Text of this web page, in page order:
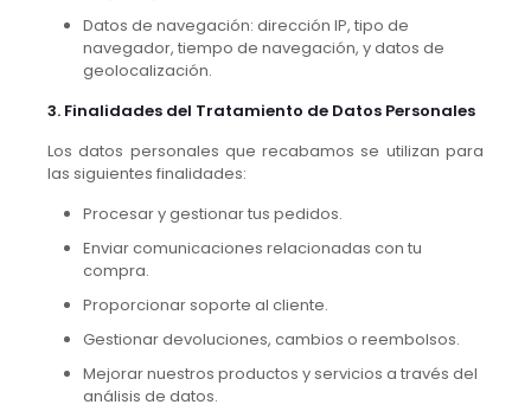
Datos de navegación: dirección IP, tipo de
navegador, tiempo de navegación, y datos de
geolocalización.
3. Finalidades del Tratamiento de Datos Personales
Los datos personales que recabamos se utilizan para
las siguientes finalidades:
Procesar y gestionar tus pedidos.
Enviar comunicaciones relacionadas con tu
compra.
Proporcionar soporte al cliente.
Gestionar devoluciones, cambios o reembolsos.
Mejorar nuestros productos y servicios a través del
análisis de datos.